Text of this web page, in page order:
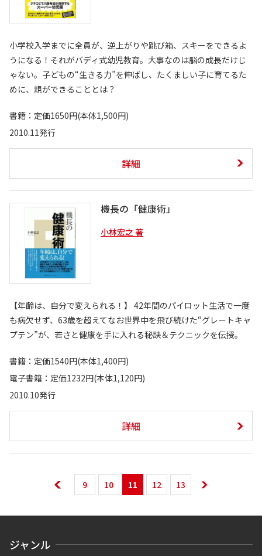
小学校入学までに全員が、逆上がりや跳び箱、スキーをできるよ
うになる！それがバディ式幼児教育。大事なのは脳の成長だけじ
ゃない。子どもの“生きる力”を伸ばし、たくましい子に育てるた
めに、親ができることとは？
書籍：定価1650円(本体1,500円)
2010.11発行
詳細
機長の「健康術」
小林宏之 著
【年齢は、自分で変えられる！】 42年間のパイロット生活で一度
も病欠せず、63歳を超えてなお世界中を飛び続けた“グレートキャ
プテン”が、若さと健康を手に入れる秘訣＆テクニックを伝授。
書籍：定価1540円(本体1,400円)
電子書籍：定価1232円(本体1,120円)
2010.10発行
詳細
9 10 11 12 13
ジャンル